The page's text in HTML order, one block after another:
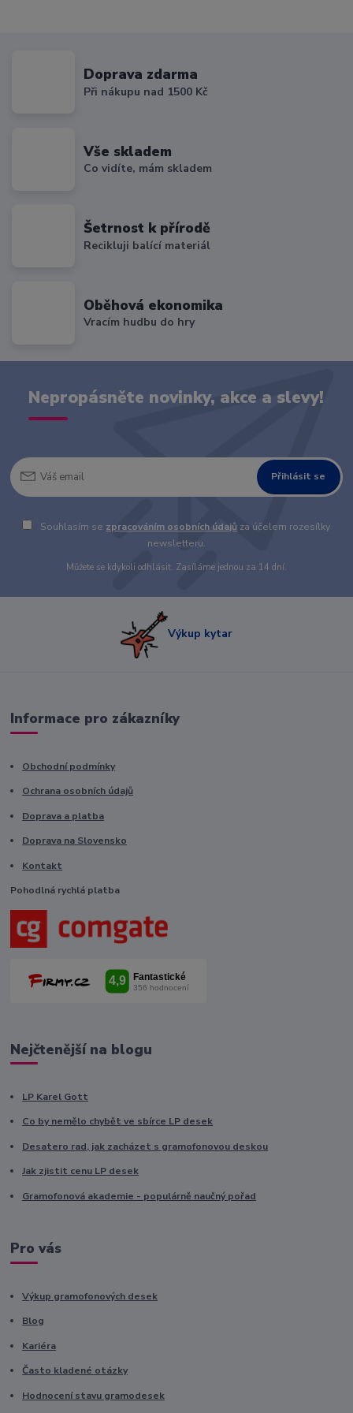
Doprava zdarma
Při nákupu nad 1500 Kč
Vše skladem
Co vidíte, mám skladem
Šetrnost k přírodě
Recikluji balící materiál
Oběhová ekonomika
Vracím hudbu do hry
Nepropásněte novinky, akce a slevy!
Přihlásit se
Souhlasím se zpracováním osobních údajů za účelem rozesílky
newsletteru.
Můžete se kdykoli odhlásit. Zasíláme jednou za 14 dní.
Výkup kytar
Informace pro zákazníky
Obchodní podmínky
Ochrana osobních údajů
Doprava a platba
Doprava na Slovensko
Kontakt
Pohodlná rychlá platba
Nejčtenější na blogu
LP Karel Gott
Co by nemělo chybět ve sbírce LP desek
Desatero rad, jak zacházet s gramofonovou deskou
Jak zjistit cenu LP desek
Gramofonová akademie - populárně naučný pořad
Pro vás
Výkup gramofonových desek
Blog
Kariéra
Často kladené otázky
Hodnocení stavu gramodesek